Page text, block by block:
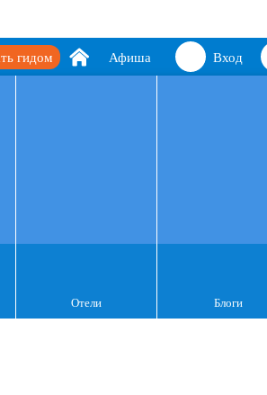
Вход
Афиша
гидом
Отели Блоги